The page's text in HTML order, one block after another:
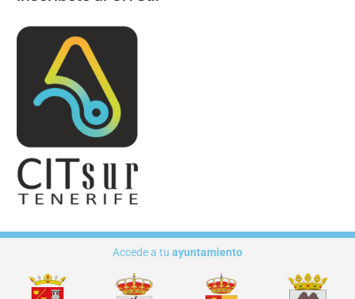
Accede a tu ayuntamiento